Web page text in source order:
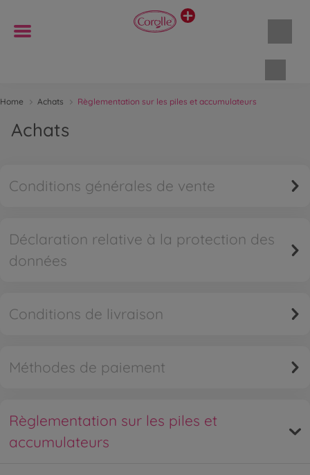
Home Achats Règlementation sur les piles et accumulateurs
Achats
Conditions générales de vente
Déclaration relative à la protection des
données
Conditions de livraison
Méthodes de paiement
Règlementation sur les piles et
accumulateurs